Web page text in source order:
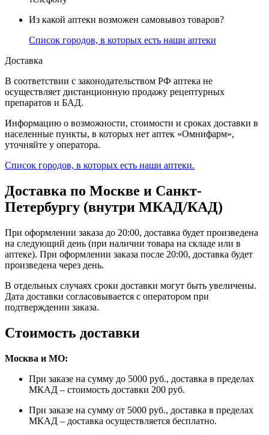
Из какой аптеки возможен самовывоз товаров?
Список городов, в которых есть наши аптеки
Доставка
В соответствии с законодательством РФ аптека не
осуществляет дистанционную продажу рецептурных
препаратов и БАД.
Информацию о возможности, стоимости и сроках доставки в
населенные пункты, в которых нет аптек «Омнифарм»,
уточняйте у оператора.
Список городов, в которых есть наши аптеки.
Доставка по Москве и Санкт-
Петербургу (внутри МКАД/КАД)
При оформлении заказа до 20:00, доставка будет произведена
на следующий день (при наличии товара на складе или в
аптеке). При оформлении заказа после 20:00, доставка будет
произведена через день.
В отдельных случаях сроки доставки могут быть увеличены.
Дата доставки согласовывается с оператором при
подтверждении заказа.
Стоимость доставки
Москва и МО:
При заказе на сумму до 5000 руб., доставка в пределах
МКАД – стоимость доставки 200 руб.
При заказе на сумму от 5000 руб., доставка в пределах
МКАД – доставка осуществляется бесплатно.